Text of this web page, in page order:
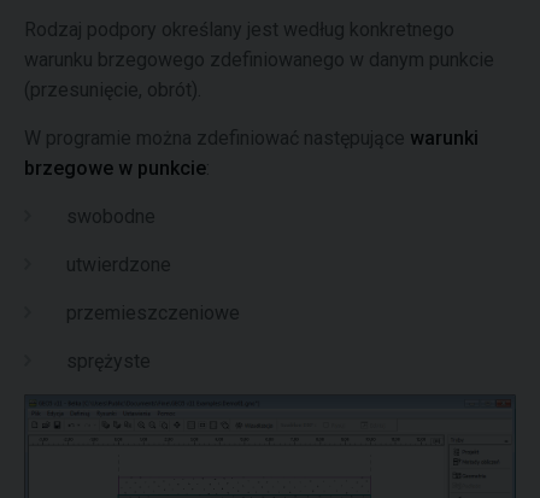
Rodzaj podpory określany jest według konkretnego
warunku brzegowego zdefiniowanego w danym punkcie
(przesunięcie, obrót).
W programie można zdefiniować następujące warunki
brzegowe w punkcie
swobodne
utwierdzone
przemieszczeniowe
sprężyste